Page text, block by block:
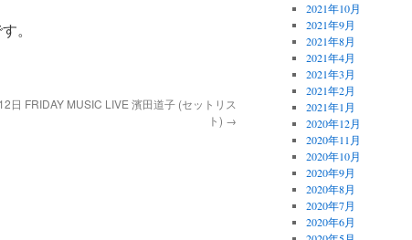
。
日 FRIDAY MUSIC LIVE 濱田道子 (セットリス
ト) →
2021年10月
2021年9月
2021年8月
2021年4月
2021年3月
2021年2月
2021年1月
2020年12月
2020年11月
2020年10月
2020年9月
2020年8月
2020年7月
2020年6月